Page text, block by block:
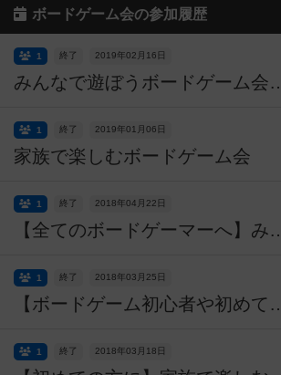
ボードゲーム会の参加履歴
みんなで遊ぼうボ
終了 2019年02月16日
1
家族で楽しむボードゲーム会
終了 2019年01月06日
1
【全てのボードゲーマーへ
終了 2018年04月22日
1
【ボードゲーム初心者や初めての
終了 2018年03月25日
1
終了 2018年03月18日
1